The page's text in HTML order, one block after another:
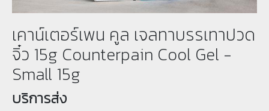
เคาน์เตอร์เพน คูล เจลทาบรรเทาปวด
จิ๋ว 15g Counterpain Cool Gel -
Small 15g
บริการส่ง